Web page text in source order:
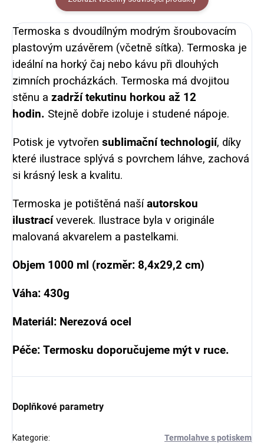
Termoska s dvoudílným modrým šroubovacím
plastovým uzávěrem (včetně sítka). Termoska je
ideální na horký čaj nebo kávu při dlouhých
zimních procházkách. Termoska má dvojitou
stěnu a zadrží tekutinu horkou až 12
hodin. Stejně dobře izoluje i studené nápoje.
Potisk je vytvořen sublimační technologií, díky
které ilustrace splývá s povrchem láhve, zachová
si krásný lesk a kvalitu.
Termoska je potištěná našíautorskou
ilustrací veverek. Ilustrace byla v originále
malovaná akvarelem a pastelkami.
Objem 1000 ml (rozměr: 8,4x29,2 cm)
Váha: 430g
Materiál: Nerezová ocel
Péče: Termosku doporučujeme mýt v ruce.
Doplňkové parametry
Kategorie: Termolahve s potiskem